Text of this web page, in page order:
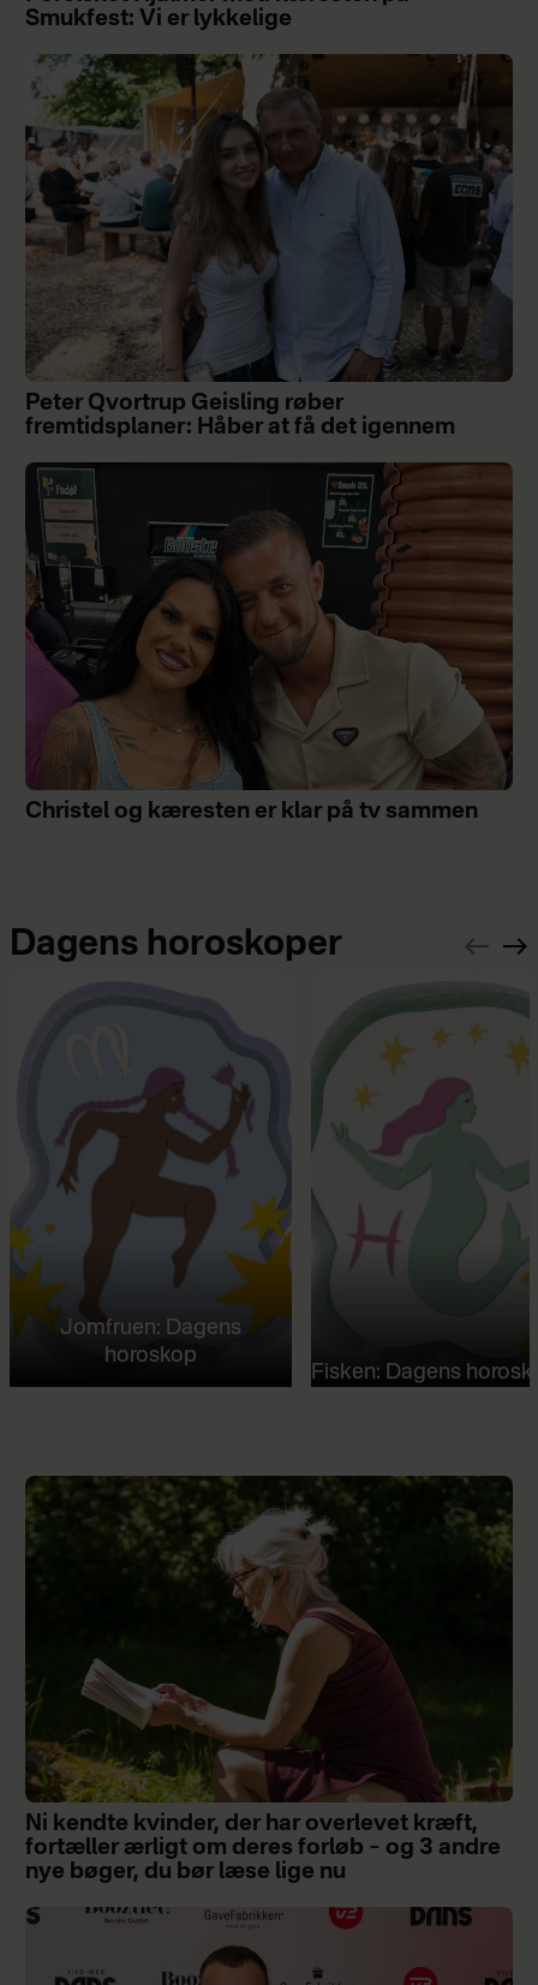
Smukfest: Vi er lykkelige
Peter Qvortrup Geisling røber
fremtidsplaner: Håber at få det igennem
Christel og kæresten er klar på tv sammen
Dagens horoskoper
Jomfruen: Dagens
horoskop
Fisken: Dagens
Ni kendte kvinder, der har overlevet kræft,
fortæller ærligt om deres forløb – og 3 andre
nye bøger, du bør læse lige nu